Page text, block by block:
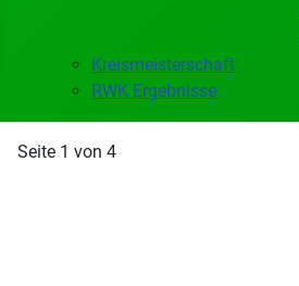
Kreismeisterschaft
RWK Ergebnisse
Seite 1 von 4